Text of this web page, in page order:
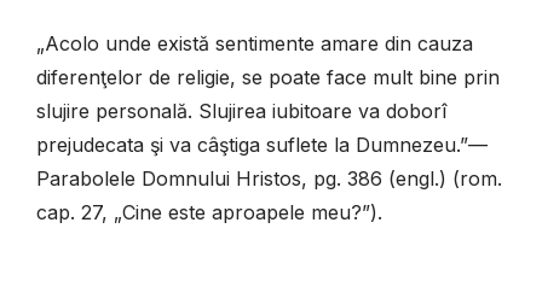
„Acolo unde există sentimente amare din cauza
diferenţelor de religie, se poate face mult bine prin
slujire personală. Slujirea iubitoare va doborî
prejudecata şi va câştiga suflete la Dumnezeu.”—
Parabolele Domnului Hristos, pg. 386 (engl.) (rom.
cap. 27, „Cine este aproapele meu?”).